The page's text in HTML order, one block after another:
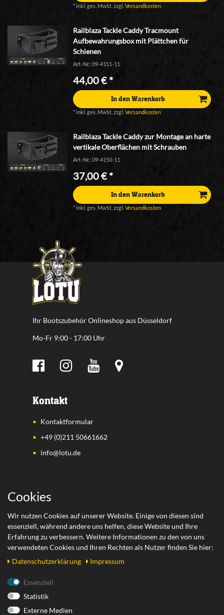
*inkl. ges. MwSt. zzgl.Versandkosten
Railblaza Tackle Caddy Tracmount
Aufbewahrungsbox mit Plättchen für
Schienen
Art.-Nr.: 09-4151-11
44,00 € *
In den Warenkorb
*inkl. ges. MwSt. zzgl.Versandkosten
Railblaza Tackle Caddy zur Montage an harte
vertikale Oberflächen mit Schrauben
Art.-Nr.: 09-4150-11
37,00 € *
In den Warenkorb
*inkl. ges. MwSt. zzgl.Versandkosten
Ihr Bootszubehör Onlineshop aus Düsseldorf
Mo-Fr 9:00 - 17:00 Uhr
Kontakt
Kontaktformular
+49 (0)211 50661662
info@lotu.de
Wichtige Links
Versand
Retoure
Rechtliches
AGB
Cookies
Wir nutzen Cookies auf unserer Website. Einige von diesen sind
essenziell, während andere uns helfen, diese Website und Ihre
Erfahrung zu verbessern. Weitere Informationen zu den von uns
verwendeten Cookies und Ihren Rechten als Nutzer finden Sie hier:
Daten­schutz­erklärung
Impressum
Essenziell
Statistik
Externe Medien